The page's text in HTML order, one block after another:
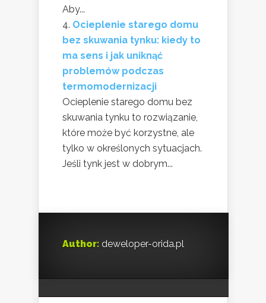
Aby...
Ocieplenie starego domu
bez skuwania tynku: kiedy to
ma sens i jak uniknąć
problemów podczas
termomodernizacji
Ocieplenie starego domu bez
skuwania tynku to rozwiązanie,
które może być korzystne, ale
tylko w określonych sytuacjach.
Jeśli tynk jest w dobrym...
Author: deweloper-orida.pl